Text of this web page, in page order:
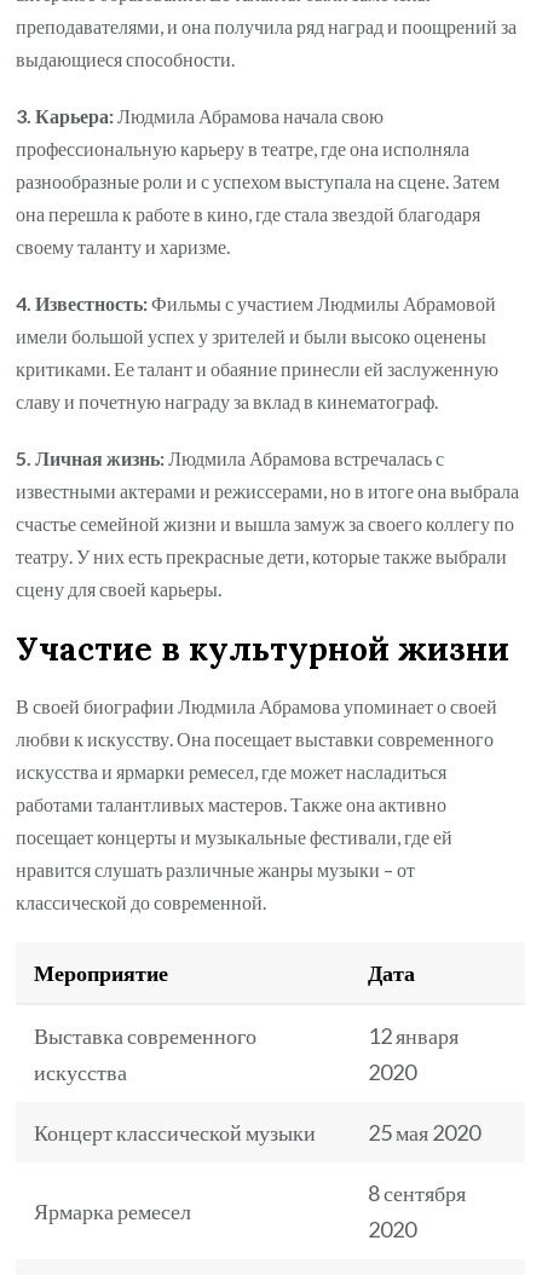
преподавателями, и она получила ряд наград и поощрений за
выдающиеся способности.
3. Карьера:Людмила Абрамова начала свою
профессиональную карьеру в театре, где она исполняла
разнообразные роли и с успехом выступала на сцене. Затем
она перешла к работе в кино, где стала звездой благодаря
своему таланту и харизме.
4. Известность:Фильмы с участием Людмилы Абрамовой
имели большой успех у зрителей и были высоко оценены
критиками. Ее талант и обаяние принесли ей заслуженную
славу и почетную награду за вклад в кинематограф.
5. Личная жизнь:Людмила Абрамова встречалась с
известными актерами и режиссерами, но в итоге она выбрала
счастье семейной жизни и вышла замуж за своего коллегу по
театру. У них есть прекрасные дети, которые также выбрали
сцену для своей карьеры.
Участие в культурной жизни
В своей биографии Людмила Абрамова упоминает о своей
любви к искусству. Она посещает выставки современного
искусства и ярмарки ремесел, где может насладиться
работами талантливых мастеров. Также она активно
посещает концерты и музыкальные фестивали, где ей
нравится слушать различные жанры музыки – от
классической до современной.
Мероприятие Дата
Выставка современного
искусства
12 января
2020
Концерт классической музыки 25 мая 2020
Ярмарка ремесел
8 сентября
2020